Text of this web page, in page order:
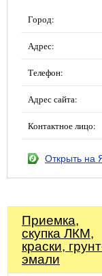
Город:
Адрес:
Телефон:
Адрес сайта:
Контактное лицо:
Открыть на
Приемка,
скупка ЛКМ,
краски,
эмали